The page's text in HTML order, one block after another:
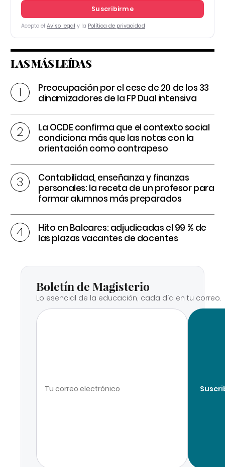
Suscribirme
Acepto el Aviso legal y la Política de privacidad
LAS MÁS LEÍDAS
Preocupación por el cese de 20 de los 33
dinamizadores de la FP Dual intensiva
La OCDE confirma que el contexto social
condiciona más que las notas con la
orientación como contrapeso
Contabilidad, enseñanza y finanzas
personales: la receta de un profesor para
formar alumnos más preparados
Hito en Baleares: adjudicadas el 99 % de
las plazas vacantes de docentes
Boletín de Magisterio
Lo esencial de la educación, cada día en tu correo.